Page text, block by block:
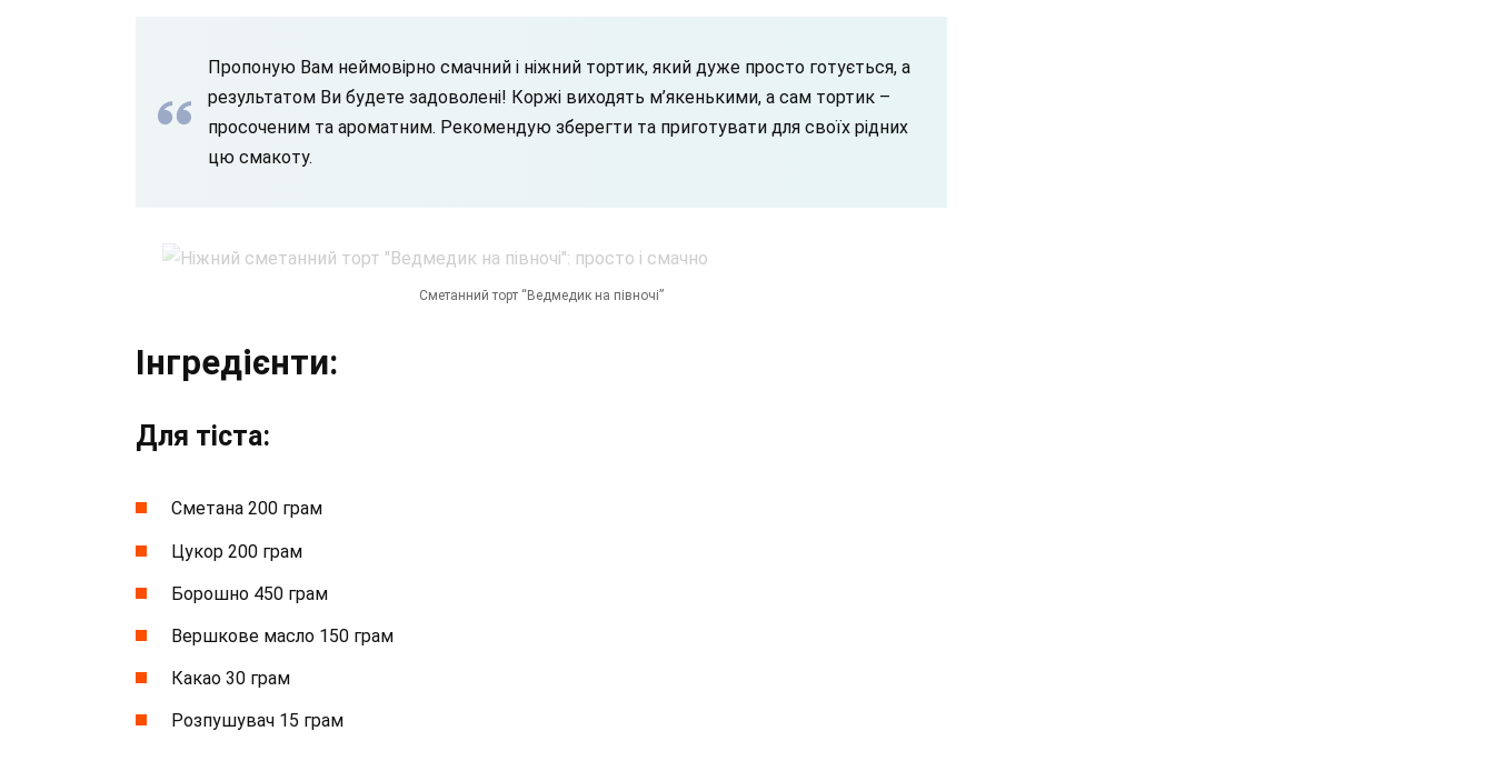
Пропоную Вам неймовірно смачний і ніжний тортик, який дуже просто готується, а
результатом Ви будете задоволені! Коржі виходять м’якенькими, а сам тортик –
просоченим та ароматним. Рекомендую зберегти та приготувати для своїх рідних
цю смакоту.
Сметанний торт “Ведмедик на півночі”
Інгредієнти:
Для тіста:
Сметана 200 грам
Цукор 200 грам
Борошно 450 грам
Вершкове масло 150 грам
Какао 30 грам
Розпушувач 15 грам